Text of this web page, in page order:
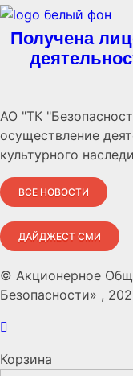
Получена
АО "ТК
осуществление
культурного
ВСЕ НОВОСТИ
ДАЙДЖЕСТ СМИ
© Акционерное
Безопасности» ,
Корзина